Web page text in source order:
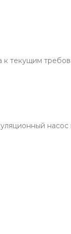
к текущим